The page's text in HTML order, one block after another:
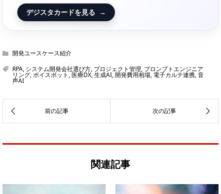
デジスタカードを見る →
開発ユースケース紹介
RPA, システム開発会社選び方, プロジェクト管理, プロンプトエンジニア
リング,ボイスボット,医療DX,生成AI,開発費用相場, 電子カルテ連携,音
声AI
関連記事